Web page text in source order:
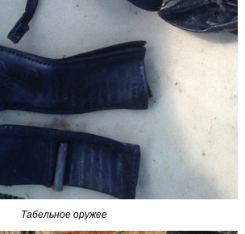
Табельное оружее